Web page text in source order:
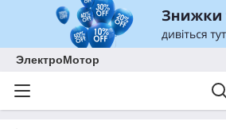
ЭлектроМотор